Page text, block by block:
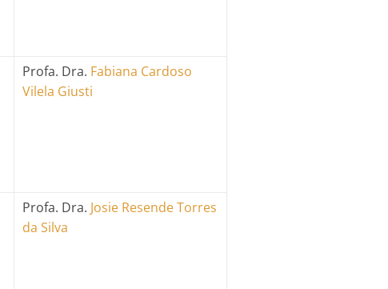
Profa. Dra. Fabiana Cardoso
Vilela Giusti
Profa. Dra. Josie Resende Torres
da Silva